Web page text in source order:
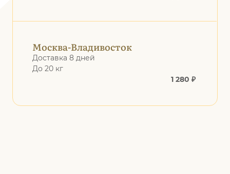
Москва-Владивосток
Доставка 8 дней
До 20 кг
1 280 ₽